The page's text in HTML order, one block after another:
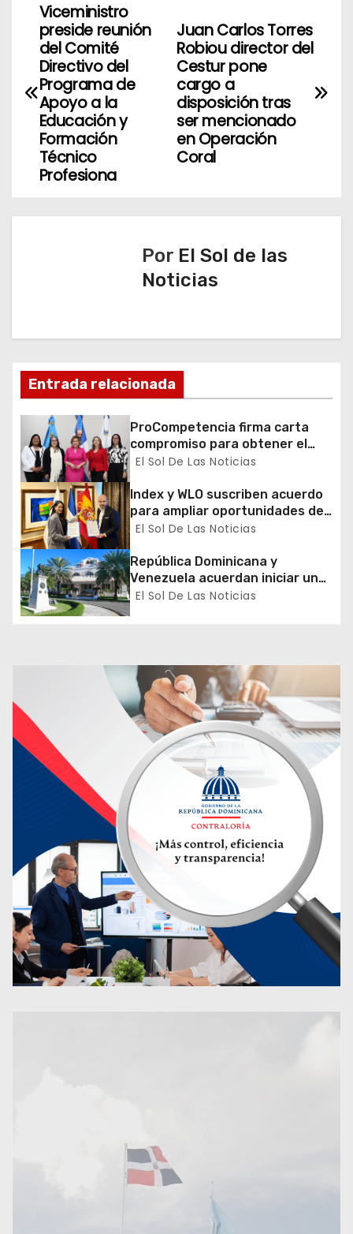
N
v
c
e
e
n
t
r
a
d
a
Juan Carlos Torres
Robiou director del
Cestur pone
cargo a
disposición tras
ser mencionado
en Operación
Coral
Viceministro
preside reunión
del Comité
Directivo del
Programa de
Apoyo a la
Educación y
Formación
Técnico
Profesiona
Por El Sol de las
Noticias
Entrada relacionada
ProCompetencia firma carta
compromiso para obtener el
Sello Igualando RD para el
El Sol De Las Noticias
Index y WLO suscriben acuerdo
para ampliar oportunidades de
formación de dominicanos en el
El Sol De Las Noticias
República Dominicana y
Venezuela acuerdan iniciar un
proceso de normalización
El Sol De Las Noticias